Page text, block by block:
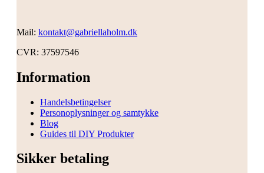
Mail: kontakt@gabriellaholm.dk
CVR: 37597546
Information
Handelsbetingelser
Personoplysninger og samtykke
Blog
Guides til DIY Produkter
Sikker betaling